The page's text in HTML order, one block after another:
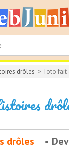
drôles > Toto fait
drôles